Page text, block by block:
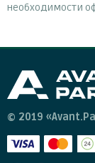
необходимости
© 2019